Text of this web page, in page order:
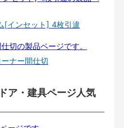
[インセット] 4枚引違
ナー間仕切
ア・建具ページ人気